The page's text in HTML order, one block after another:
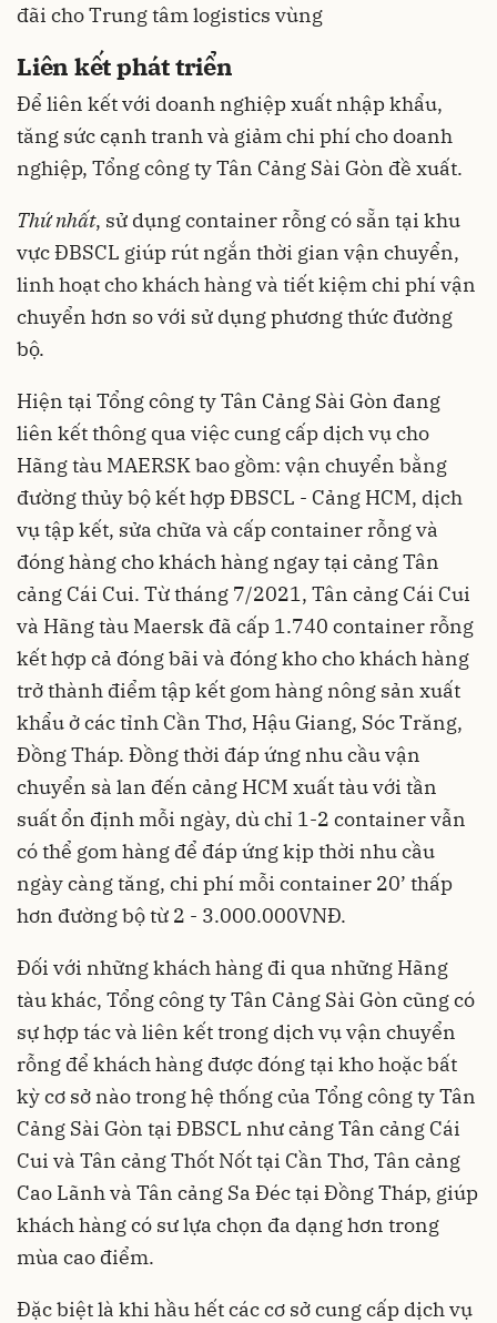
đãi cho Trung tâm logistics vùng
Liên kết phát triển
Để liên kết với doanh nghiệp xuất nhập khẩu,
tăng sức cạnh tranh và giảm chi phí cho doanh
nghiệp, Tổng công ty Tân Cảng Sài Gòn đề xuất.
Thứ nhất, sử dụng container rỗng có sẵn tại khu
vực ĐBSCL giúp rút ngắn thời gian vận chuyển,
linh hoạt cho khách hàng và tiết kiệm chi phí vận
chuyển hơn so với sử dụng phương thức đường
bộ.
Hiện tại Tổng công ty Tân Cảng Sài Gòn đang
liên kết thông qua việc cung cấp dịch vụ cho
Hãng tàu MAERSK bao gồm: vận chuyển bằng
đường thủy bộ kết hợp ĐBSCL - Cảng HCM, dịch
vụ tập kết, sửa chữa và cấp container rỗng và
đóng hàng cho khách hàng ngay tại cảng Tân
cảng Cái Cui. Từ tháng 7/2021, Tân cảng Cái Cui
và Hãng tàu Maersk đã cấp 1.740 container rỗng
kết hợp cả đóng bãi và đóng kho cho khách hàng
trở thành điểm tập kết gom hàng nông sản xuất
khẩu ở các tỉnh Cần Thơ, Hậu Giang, Sóc Trăng,
Đồng Tháp. Đồng thời đáp ứng nhu cầu vận
chuyển sà lan đến cảng HCM xuất tàu với tần
suất ổn định mỗi ngày, dù chỉ 1-2 container vẫn
có thể gom hàng để đáp ứng kịp thời nhu cầu
ngày càng tăng, chi phí mỗi container 20’ thấp
hơn đường bộ từ 2 - 3.000.000VNĐ.
Đối với những khách hàng đi qua những Hãng
tàu khác, Tổng công ty Tân Cảng Sài Gòn cũng có
sự hợp tác và liên kết trong dịch vụ vận chuyển
rỗng để khách hàng được đóng tại kho hoặc bất
kỳ cơ sở nào trong hệ thống của Tổng công ty Tân
Cảng Sài Gòn tại ĐBSCL như cảng Tân cảng Cái
Cui và Tân cảng Thốt Nốt tại Cần Thơ, Tân cảng
Cao Lãnh và Tân cảng Sa Đéc tại Đồng Tháp, giúp
khách hàng có sư lựa chọn đa dạng hơn trong
mùa cao điểm.
Đặc biệt là khi hầu hết các cơ sở cung cấp dịch vụ